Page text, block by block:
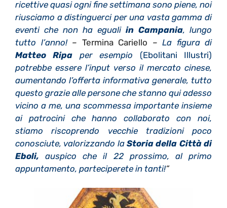
ricettive quasi ogni fine settimana sono piene, noi
riusciamo a distinguerci per una vasta gamma di
eventi che non ha eguali in Campania, lungo
tutto l’anno!– Termina Cariello – La figura di
Matteo Ripa per esempio (Ebolitani Illustri)
potrebbe essere l’input verso il mercato cinese,
aumentando l’offerta informativa generale, tutto
questo grazie alle persone che stanno qui adesso
vicino a me, una scommessa importante insieme
ai patrocini che hanno collaborato con noi,
stiamo riscoprendo vecchie tradizioni poco
conosciute, valorizzando la Storia della Città di
Eboli, auspico che il 22 prossimo, al primo
appuntamento, parteciperete in tanti!”